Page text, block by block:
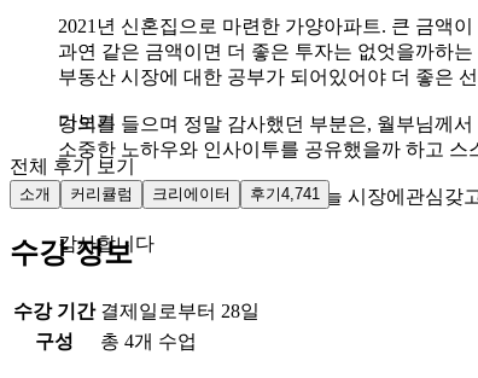
2021년 신혼집으로 마련한 가양아파트. 큰 금액
과연 같은 금액이면 더 좋은 투자는 없엇을까하
부동산 시장에 대한 공부가 되어있어야 더 좋은
강의를 들으며 정말 감사했던 부분은, 월부님께
소중한 노하우와 인사이투를 공유했을까 하고 스
월부님께서 알려주신 내용으로 늘 시장에관심
감사합니다
더보기
전체 후기 보기
소개 커리큘럼 크리에이터 후기4,741
수강 정보
수강 기간 결제일로부터 28일
구성
총 4개 수업